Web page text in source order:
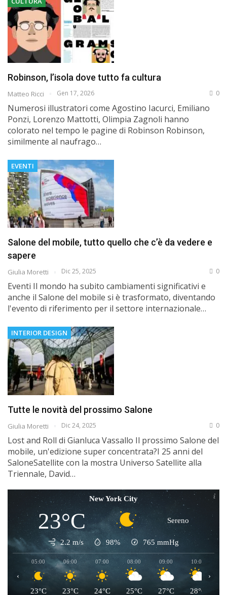
Robinson, l’isola dove tutto fa cultura
Matteo Ricci Gen 17, 2026 0
Numerosi illustratori come Agostino Iacurci, Emiliano
Ponzi, Lorenzo Mattotti, Olimpia Zagnoli hanno
colorato nel tempo le pagine di Robinson Robinson,
similmente al naufrago…
EVENTI
Salone del mobile, tutto quello che c’è da vedere e
sapere
Giulia Moretti Dic 25, 2025 0
Eventi Il mondo ha subito cambiamenti significativi e
anche il Salone del mobile si è trasformato, diventando
l'evento di riferimento per il settore internazionale…
INTERIOR DESIGN
Tutte le novità del prossimo Salone
Giulia Moretti Dic 24, 2025 0
Lost and Roll di Gianluca Vassallo Il prossimo Salone del
mobile, un'edizione super concentrata?I 25 anni del
SaloneSatellite con la mostra Universo Satellite alla
Triennale, David…
New York City
23°C Sereno
2.2 m/s 98% 765 mmHg
05:00
23°C
06:00
23°C
07:00
24°C
08:00
25°C
09:00
27°C
10:00
28°C
‹ ›